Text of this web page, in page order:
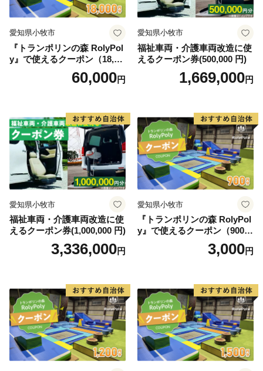
■ 有馬温泉（宿泊優待券）
どれを選んでも神戸の良さを味わい・体感することがで
きます。
ぜひ、ふるさと納税を通じて、神戸の魅力をお楽しみく
愛知県小牧市
『トランポリンの森 RolyPol
y』で使えるクーポン（18,00
60,000円
愛知県小牧市
福祉車両・介護車両改造に使
えるクーポン券(500,000 円)
1,669,000円
愛知県小牧市
福祉車両・介護車両改造に使
えるクーポン券(1,000,000 円)
3,336,000円
愛知県小牧市
『トランポリンの森 RolyPol
y』で使えるクーポン（900
3,000円